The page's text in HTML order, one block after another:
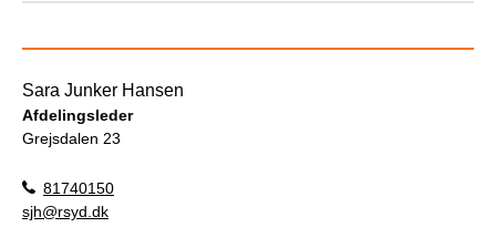
Sara Junker Hansen
Afdelingsleder
Grejsdalen 23
81740150
sjh@rsyd.dk